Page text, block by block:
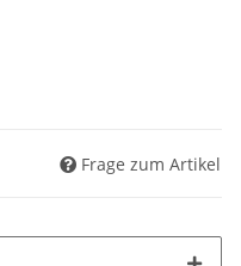
Frage zum Artikel